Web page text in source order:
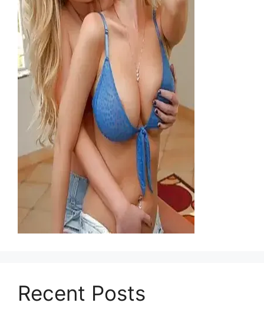
Recent Posts